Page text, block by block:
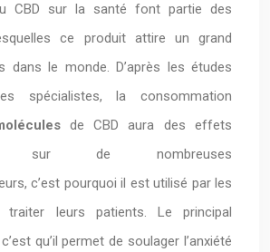
CBD sur la santé font partie des
ce produit attire un grand
dans le monde. D’après les études
spécialistes, la consommation
de CBD aura des effets
sur de nombreuses
c’est pourquoi il est utilisé par les
traiter leurs patients. Le principal
qu’il permet de soulager l’anxiété